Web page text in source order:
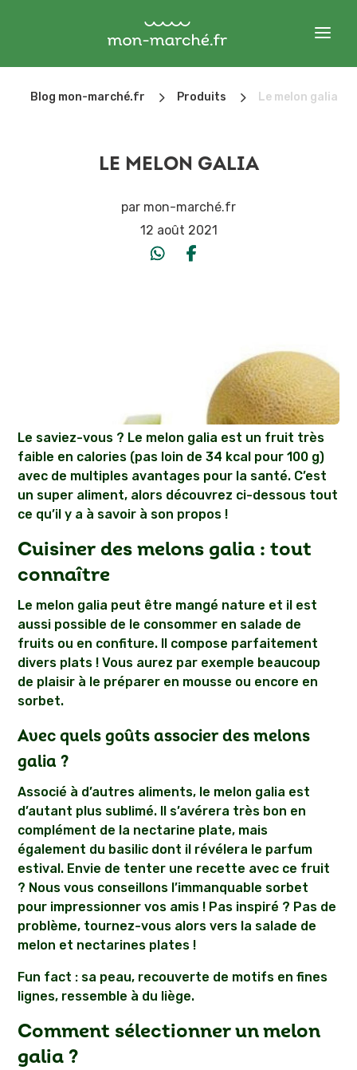
Blog mon-marché.fr 5 Produits 5 Le melon galia
LE MELON GALIA
par mon-marché.fr
12 août 2021
Le saviez-vous ? Le melon galia est un fruit très
faible en calories (pas loin de 34 kcal pour 100 g)
avec de multiples avantages pour la santé. C’est
un super aliment, alors découvrez ci-dessous tout
ce qu’il y a à savoir à son propos !
Cuisiner des melons galia : tout
connaître
Le melon galia peut être mangé nature et il est
aussi possible de le consommer en salade de
fruits ou en confiture. Il compose parfaitement
divers plats ! Vous aurez par exemple beaucoup
de plaisir à le préparer en mousse ou encore en
sorbet.
Avec quels goûts associer des melons
galia ?
Associé à d’autres aliments, le melon galia est
d’autant plus sublimé. Il s’avérera très bon en
complément de la nectarine plate, mais
également du basilic dont il révélera le parfum
estival. Envie de tenter une recette avec ce fruit
? Nous vous conseillons l’immanquable sorbet
pour impressionner vos amis ! Pas inspiré ? Pas de
problème, tournez-vous alors vers la salade de
melon et nectarines plates !
Fun fact : sa peau, recouverte de motifs en fines
lignes, ressemble à du liège.
Comment sélectionner un melon
galia ?